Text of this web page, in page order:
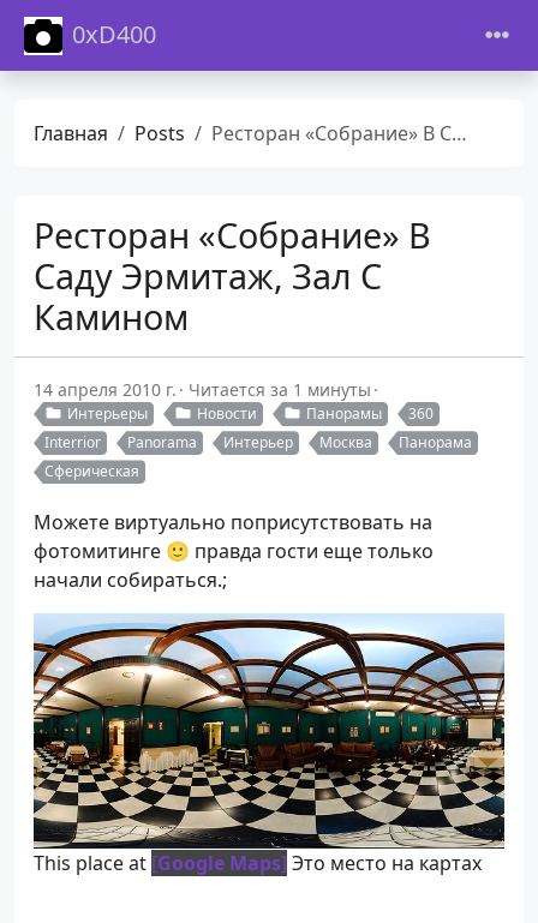
0xD400
Главная Posts Ресторан «Собрание» В Саду Эрмитаж, Зал С Камином
Ресторан «Собрание» В
Саду Эрмитаж, Зал С
Камином
14 апреля 2010 г. Читается за 1 минуты
Интерьеры Новости Панорамы
360
Interrior
Panorama Интерьер Москва
Панорама
Сферическая
Можете виртуально поприсутствовать на
фотомитинге 🙂 правда гости еще только
начали собираться.;
This place at [Google Maps] Это место на картах